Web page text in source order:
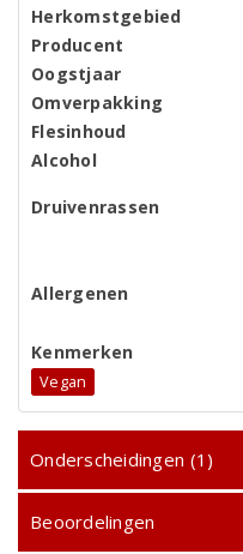
Herkomstgebied
Producent
Oogstjaar
Omverpakking
Flesinhoud
Alcohol
Druivenrassen
Allergenen
Kenmerken
Vegan
Onderscheidingen (1)
Beoordelingen